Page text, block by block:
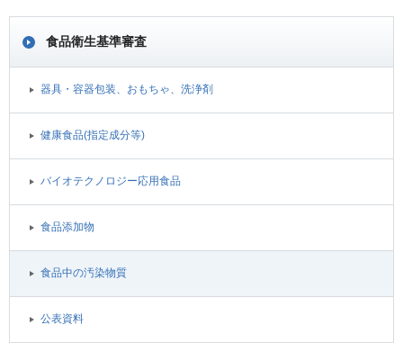
食品衛生基準審査
器具・容器包装、おもちゃ、洗浄剤
健康食品(指定成分等)
バイオテクノロジー応用食品
食品添加物
食品中の汚染物質
公表資料